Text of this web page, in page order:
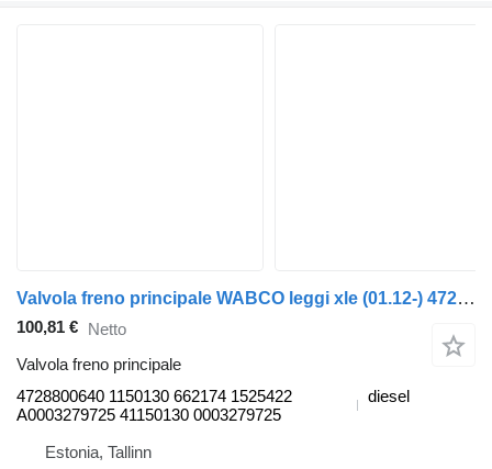
Valvola freno principale WABCO leggi xle (01.12-) 4728800640 per autobus VDL Jonckheere Transit 2000 (2005-2013)
100,81 € Netto
Valvola freno principale
4728800640 1150130 662174 1525422
A0003279725 41150130 0003279725
diesel
Estonia, Tallinn